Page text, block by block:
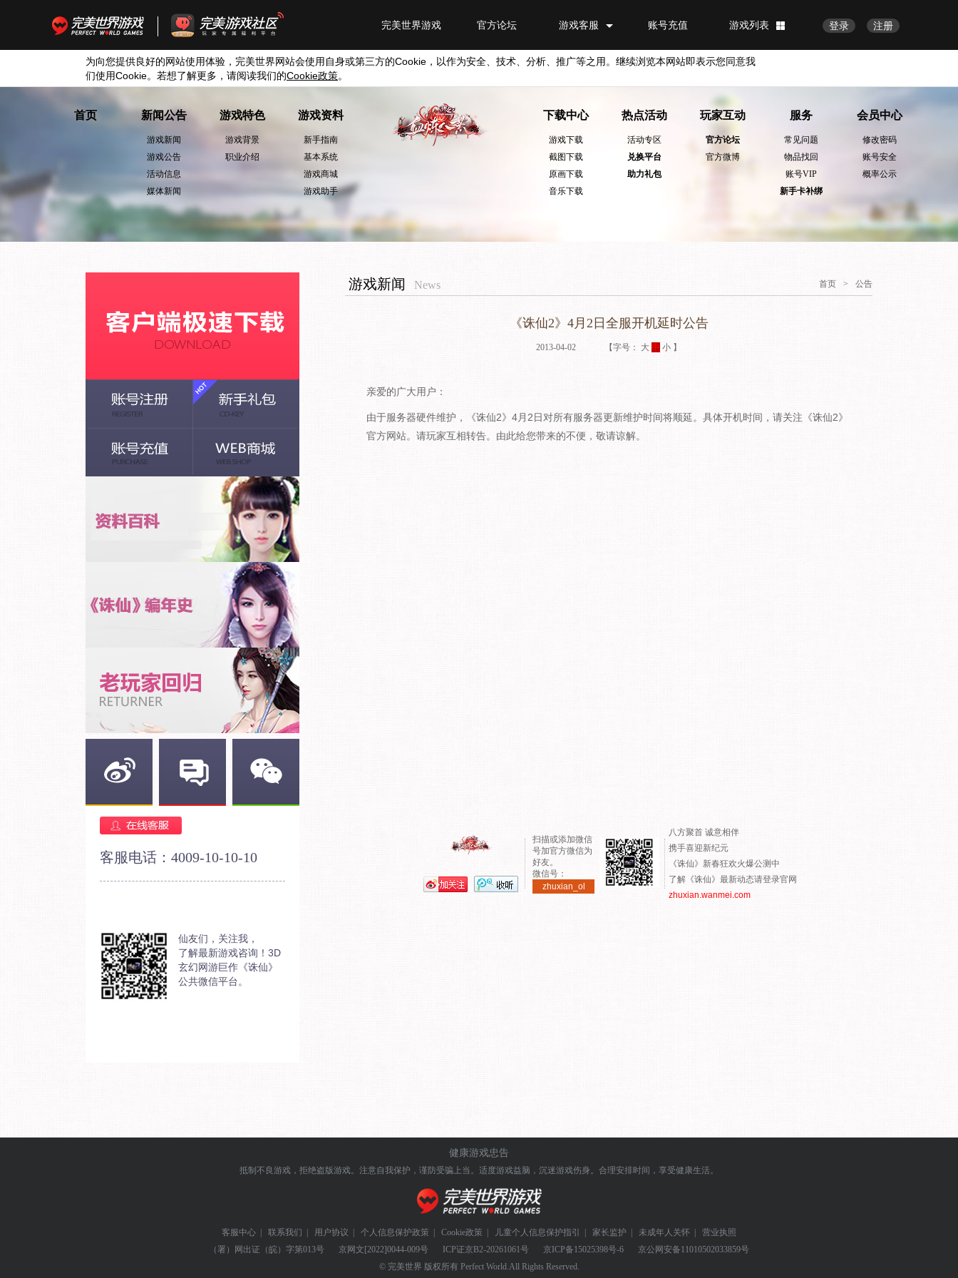
注册
登录
游戏列表
账号充值
游戏客服
官方论坛
完美世界游戏
为向您提供良好的网站使用体验，完美世界网站会使用自身或第三方的Cookie ，以作为安全、技术、分析、推广等之用。继续浏览本网站即表示您同意我
们使用Cookie。若想了解更多，请阅读我们的Cookie政策。
首页 新闻公告
游戏新闻
游戏公告
活动信息
媒体新闻
游戏特色
游戏背景
职业介绍
游戏资料
新手指南
基本系统
游戏商城
游戏助手
下载中心
游戏下载
截图下载
原画下载
音乐下载
热点活动
活动专区
兑换平台
助力礼包
玩家互动
官方论坛
官方微博
服务
常见问题
物品找回
账号VIP
新手卡补绑
会员中心
修改密码
账号安全
概率公示
客服电话：4009-10-10-10
仙友们，关注我，
了解最新游戏咨询！3D
玄幻网游巨作《诛仙》
公共微信平台。
首页 > 公告
游戏新闻 News
《诛仙2》4月2日全服开机延时公告
2013-04-02 【字号： 大 中 小 】
亲爱的广大用户：
由于服务器硬件维护，《诛仙2》4月2日对所有服务器更新维护时间将顺延。具体开机时间，请关注《诛仙2》
官方网站。请玩家互相转告。由此给您带来的不便，敬请谅解。
扫描或添加微信
号加官方微信为
好友。
微信号：
zhuxian_ol
八方聚首 诚意相伴
携手喜迎新纪元
《诛仙》新春狂欢火爆公测中
了解《诛仙》最新动态请登录官网
zhuxian.wanmei.com
健康游戏忠告
抵制不良游戏，拒绝盗版游戏。注意自我保护，谨防受骗上当。 适度游戏益脑，沉迷游戏伤身。合理安排时间，享受健康生活。
客服中心 | 联系我们 | 用户协议 | 个人信息保护政策 | Cookie政策 | 儿童个人信息保护指引 | 家长监护 | 未成年人关怀 |
营业执照
（署）网出证（皖）字第013号
京网文[2022]0044-009号 ICP证京B2-20261061号 京ICP备15025398号-6 京公网安备11010502033859号
© 完美世界 版权所有 Perfect World.All Rights Reserved.